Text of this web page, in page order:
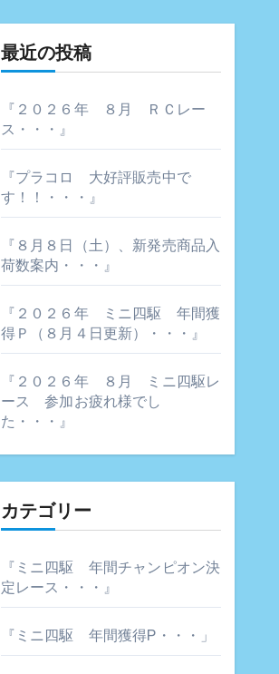
最近の投稿
『２０２６年 ８月 ＲＣレー
ス・・・』
『プラコロ 大好評販売中で
す！！・・・』
『８月８日（土）、新発売商品入
荷数案内・・・』
『２０２６年 ミニ四駆 年間獲
得Ｐ（８月４日更新）・・・』
『２０２６年 ８月 ミニ四駆レ
ース 参加お疲れ様でし
た・・・』
カテゴリー
『ミニ四駆 年間チャンピオン決
定レース・・・』
『ミニ四駆 年間獲得P・・・」